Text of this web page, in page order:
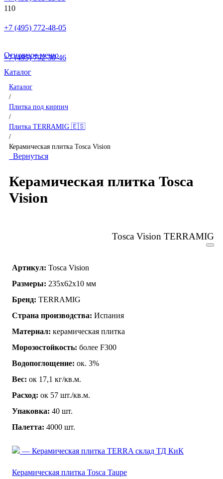
+7 (495) 772-48-05
+7 (495) 792-30-46
Основное меню
Каталог
Каталог
/
Плитка под кирпич
/
Плитка TERRAMIG 🇪🇸
/
Керамическая плитка Tosca Vision
Вернуться
Керамическая плитка Tosca
Vision
Tosca Vision TERRAMIG
Артикул: Tosca Vision
Размеры: 235x62x10 мм
Бренд: TERRAMIG
Страна производства: Испания
Материал: керамическая плитка
Морозостойкость: более F300
Водопоглощение: ок. 3%
Вес: ок 17,1 кг/кв.м.
Расход: ок 57 шт./кв.м.
Упаковка: 40 шт.
Палетта: 4000 шт.
— Керамическая плитка TERRA склад ТД КиК
Керамическая плитка Tosca Taupe